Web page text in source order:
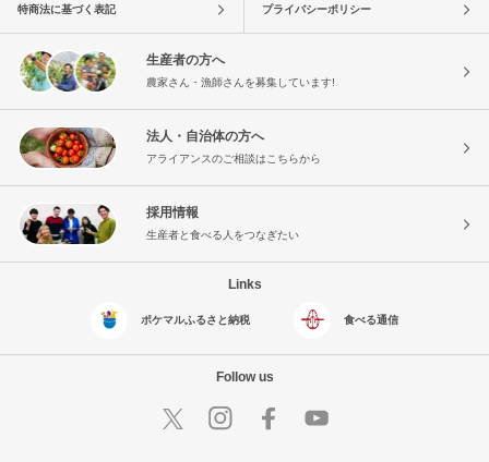
特商法に基づく表記 プライバシーポリシー
生産者の方へ
農家さん・漁師さんを募集しています!
法人・自治体の方へ
アライアンスのご相談はこちらから
採用情報
生産者と食べる人をつなぎたい
Links
ポケマルふるさと納税 食べる通信
Follow us